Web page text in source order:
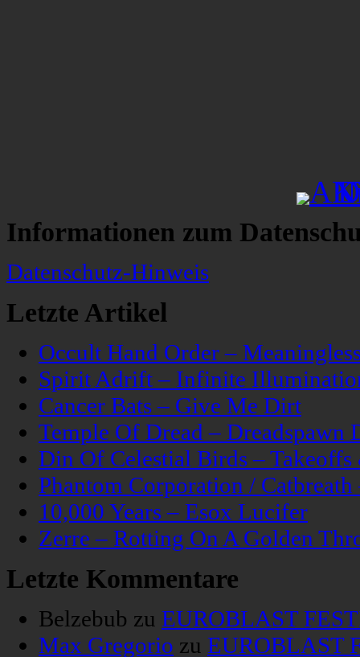
Informationen zum
Datenschutz-Hinweis
Letzte Artikel
Occult Hand Order –
Spirit Adrift – Infinite
Cancer Bats – Give Me Dirt
Temple Of Dread – Dreadspawn
Din Of Celestial Birds –
Phantom Corporation /
10,000 Years – Esox Lucifer
Zerre – Rotting On A Golden
Letzte Kommentare
Belzebub zu EUROBLAST
Max Gregorio zu EUROBLAST